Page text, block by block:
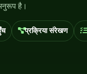
है।
प्रक्रिया संरेखण